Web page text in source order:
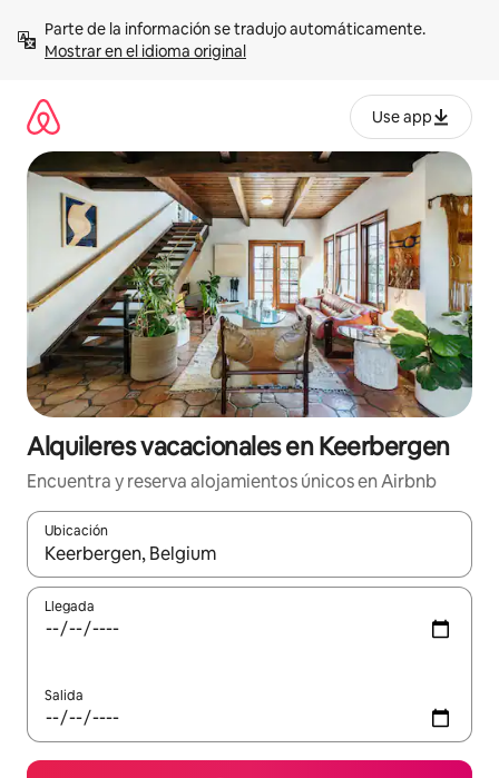
contenidoMostrar en el idioma original
Use app
Alquileres vacacionales en Keerbergen
Encuentra y reserva alojamientos únicos en Airbnb
Ubicación
Cuando los resultados estén disponibles, navega con las
Llegada
Salida